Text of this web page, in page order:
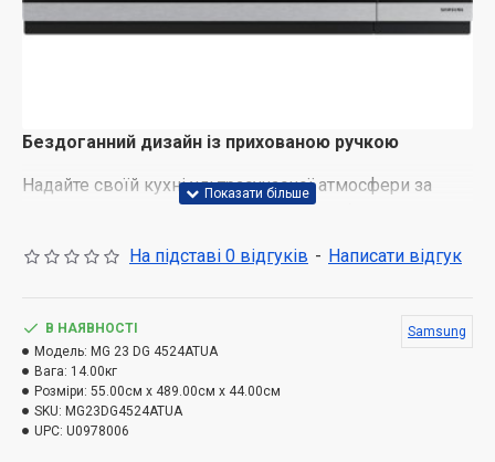
Бездоганний дизайн із прихованою ручкою
Надайте своїй кухні ультрасучасної атмосфери за
допомогою елегантного, стильного та бездоганного
оздобленням із нержавіючої сталі та втопленими
витончено, не виступає, а двері можна зручно
відкрити будь-якою ручкою.
Нагрівач
Насолоджуйтесь надійним і зручним способом
На підставі 0 відгуків - Написати відгук
В НАЯВНОСТІ
Модель: MG 23 DG 4524ATUA
Вага: 14.00кг
Розміри: 55.00см x 489.00см x 44.00см
SKU: MG23DG4524ATUA
UPC: U0978006
Samsung